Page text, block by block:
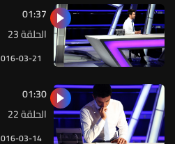
03-21
الحلقة 23
01:37
03-14
الحلقة 22
01:30